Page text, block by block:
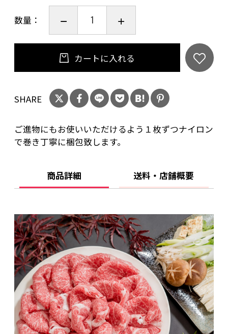
内容量：【京の肉】肩モモ赤身すき焼き用400ｇ
賞味期限：冷凍１か月解凍後2日
数量：
カートに入れる
SHARE
ご進物にもお使いいただけるよう１枚ずつナイロン
で巻き丁寧に梱包致します。
商品詳細 送料・店舗概要